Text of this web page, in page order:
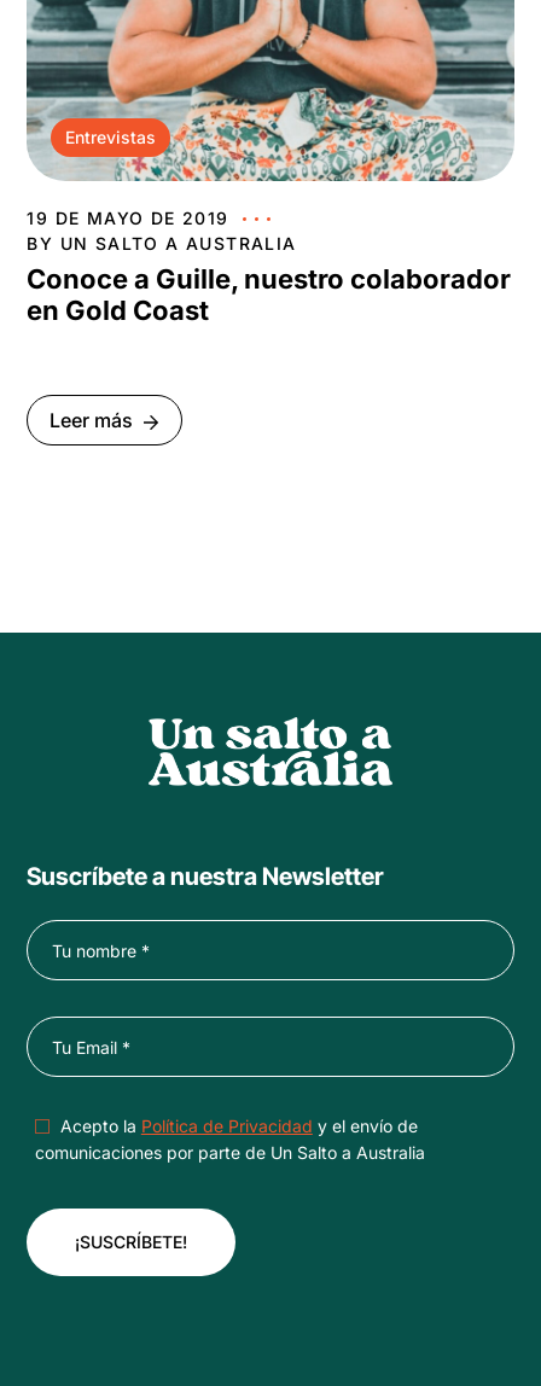
Entrevistas
19 DE MAYO DE 2019
BY UN SALTO A AUSTRALIA
Conoce a Guille, nuestro colaborador
en Gold Coast
Leer más
Suscríbete a nuestra Newsletter
Acepto la Política de Privacidad y el envío de
comunicaciones por parte de Un Salto a Australia